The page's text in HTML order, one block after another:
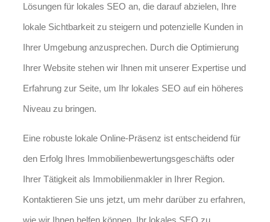
Lösungen für lokales SEO an, die darauf abzielen, Ihre
lokale Sichtbarkeit zu steigern und potenzielle Kunden in
Ihrer Umgebung anzusprechen. Durch die Optimierung
Ihrer Website stehen wir Ihnen mit unserer Expertise und
Erfahrung zur Seite, um Ihr lokales SEO auf ein höheres
Niveau zu bringen.
Eine robuste lokale Online-Präsenz ist entscheidend für
den Erfolg Ihres Immobilienbewertungsgeschäfts oder
Ihrer Tätigkeit als Immobilienmakler in Ihrer Region.
Kontaktieren Sie uns jetzt, um mehr darüber zu erfahren,
wie wir Ihnen helfen können, Ihr lokales SEO zu